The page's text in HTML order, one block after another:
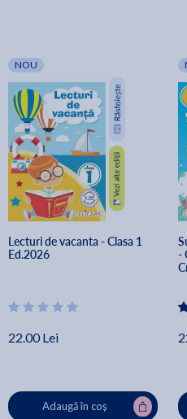
NOU
Lecturi de vacanta - Clasa 1
Ed.2026
22.00 Lei
Adaugă în coș
-